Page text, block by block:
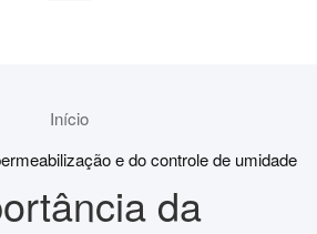
Início
e do controle de umidade
da